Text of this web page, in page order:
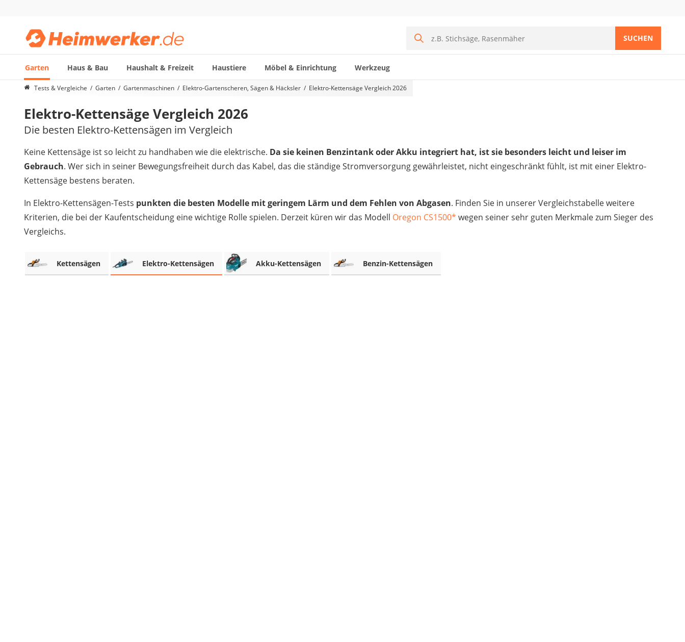
SUCHEN
Garten Haus & Bau Haushalt & Freizeit Haustiere Möbel & Einrichtung Werkzeug
Die beliebtesten Vergleiche nach Kategorie
Akku-Laubsauger
Faltpavillon
Motorhacke
Schlauchtrommel
Solar-Lichterkette außen
Teleskopleiter
Ameisengift
Pavillon
Sichtschutzstreifen
Akku-Laubbläser
Akku-Vertikutierer
Kassettenmarkise
Bosch-Heckenschere
Tests & Vergleiche Garten Gartenmaschinen Elektro-Gartenscheren, Sägen & Häcksler Elektro-Kettensäge Vergleich 2026
Elektro-Kettensäge Vergleich 2026
Die besten Elektro-Kettensägen im Vergleich
Keine Kettensäge ist so leicht zu handhaben wie die elektrische. Da sie keinen Benzintank oder Akku integriert hat, ist sie besonders leicht und leiser im
Gebrauch. Wer sich in seiner Bewegungsfreiheit durch das Kabel, das die ständige Stromversorgung gewährleistet, nicht eingeschränkt fühlt, ist mit einer Elektro-
Kettensäge bestens beraten.
In Elektro-Kettensägen-Tests punkten die besten Modelle mit geringem Lärm und dem Fehlen von Abgasen. Finden Sie in unserer Vergleichstabelle weitere
Kriterien, die bei der Kaufentscheidung eine wichtige Rolle spielen. Derzeit küren wir das Modell Oregon CS1500* wegen seiner sehr guten Merkmale zum Sieger des
Vergleichs.
Kettensägen Elektro-Kettensägen Akku-Kettensägen Benzin-Kettensägen